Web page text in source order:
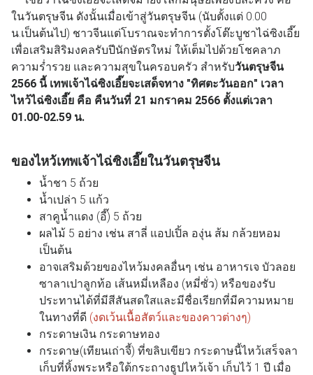
ในวันตรุษจีน ดังนั้นเมื่อเข้าสู่วันตรุษจีน (นับตั้งแต่ 0.00
น.เป็นต้นไป) ชาวจีนแต่โบราณจะทำการตั้งโต๊ะบูชาไฉ่ซิงเอี๊ย
เพื่อเสริมสิริมงคลรับปีนักษัตรใหม่ ให้เต็มไปด้วยโชคลาภ
ความร่ำรวย และความสุขในครอบครัว สำหรับวันตรุษจีน
2566 นี้ เทพเจ้าไฉ่ซิงเอี๊ยจะเสด็จทาง "ทิศตะวันออก" เวลา
ไหว้ไฉ่ซิงเอี๊ย คือ คืนวันที่ 21 มกราคม 2566 ตั้งแต่เวลา
01.00-02.59 น.
ของไหว้เทพเจ้าไฉ่ซิงเอี๊ยในวันตรุษจีน
น้ำชา 5 ถ้วย
น้ำเปล่า 5 แก้ว
สาคูน้ำแดง (อี๊) 5 ถ้วย
ผลไม้ 5 อย่าง เช่น สาลี่ แอปเปิ้ล องุ่น ส้ม กล้วยหอม
เป็นต้น
อาจเสริมด้วยของไหว้มงคลอื่นๆ เช่น อาหารเจ บัวลอย
ซาลาเปาลูกท้อ เส้นหมี่เหลือง (หมี่ซั่ว) หรือของรับ
ประทานได้ที่มีสีสันสดใสและมีชื่อเรียกที่มีความหมาย
ในทางที่ดี (งดเว้นเนื้อสัตว์และของคาวต่างๆ)
กระดาษเงิน กระดาษทอง
กระดาษ(เทียนเถ่าจี้) ที่ขลิบเขียว กระดาษนี้ไหว้เสร็จลา
เก็บที่หิ้งพระหรือใต้กระถางธูปไหว้เจ้า เก็บไว้ 1 ปี เมื่อ